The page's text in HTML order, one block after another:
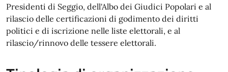
Presidenti di Seggio, dell'Albo dei Giudici Popolari e al
rilascio delle certificazioni di godimento dei diritti
politici e di iscrizione nelle liste elettorali, e al
rilascio/rinnovo delle tessere elettorali.